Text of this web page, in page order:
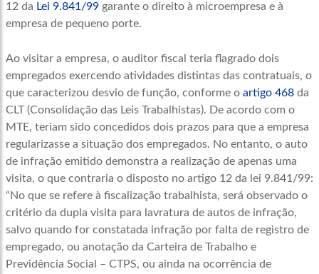
12 da Lei 9.841/99garante o direito à microempresa e à
empresa de pequeno porte.
Ao visitar a empresa, o auditor fiscal teria flagrado dois
empregados exercendo atividades distintas das contratuais, o
que caracterizou desvio de função, conforme o artigo 468da
CLT (Consolidação das Leis Trabalhistas). De acordo com o
MTE, teriam sido concedidos dois prazos para que a empresa
regularizasse a situação dos empregados. No entanto, o auto
de infração emitido demonstra a realização de apenas uma
visita, o que contraria o disposto no artigo 12 da lei 9.841/99:
“No que se refere à fiscalização trabalhista, será observado o
critério da dupla visita para lavratura de autos de infração,
salvo quando for constatada infração por falta de registro de
empregado, ou anotação da Carteira de Trabalho e
Previdência Social – CTPS, ou ainda na ocorrência de